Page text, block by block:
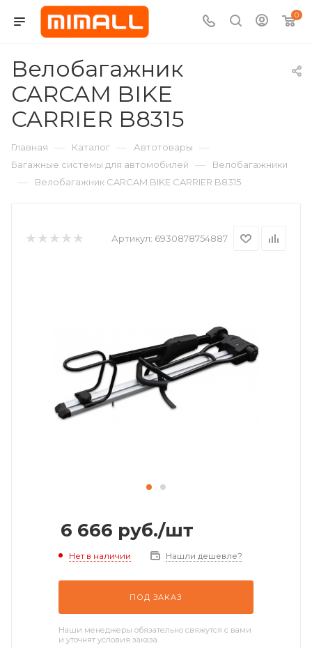
0
Велобагажник
CARCAM BIKE
CARRIER B8315
Главная — Каталог — Автотовары —
Багажные системы для автомобилей — Велобагажники
— Велобагажник CARCAM BIKE CARRIER B8315
Артикул: 6930878754887
6 666 руб./шт
Нет в наличии Нашли дешевле?
ПОД ЗАКАЗ
Наши менеджеры обязательно свяжутся с вами
и уточнят условия заказа